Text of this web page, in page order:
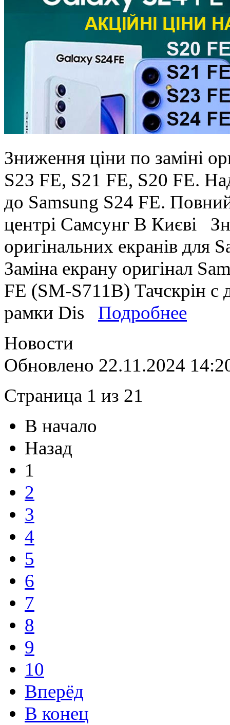
Зниження ціни по заміні
S23 FE, S21 FE, S20 FE.
до Samsung S24 FE. Повний
центрі Самсунг В Києві
оригінальних екранів
Заміна екрану оригінал
FE (SM-S711B) Тачскрін с
рамки Dis Подробнее
Новости
Обновлено 22.11.2024
Страница 1 из 21
В начало
Назад
1
2
3
4
5
6
7
8
9
10
Вперёд
В конец